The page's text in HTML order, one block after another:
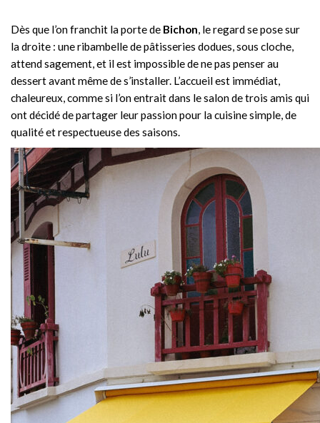
Dès que l’on franchit la porte de Bichon, le regard se pose sur
la droite : une ribambelle de pâtisseries dodues, sous cloche,
attend sagement, et il est impossible de ne pas penser au
dessert avant même de s’installer. L’accueil est immédiat,
chaleureux, comme si l’on entrait dans le salon de trois amis qui
ont décidé de partager leur passion pour la cuisine simple, de
qualité et respectueuse des saisons.